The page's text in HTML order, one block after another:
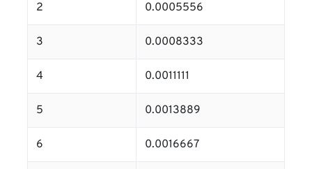
2 0.0005556
3 0.0008333
4 0.0011111
5 0.0013889
6 0.0016667